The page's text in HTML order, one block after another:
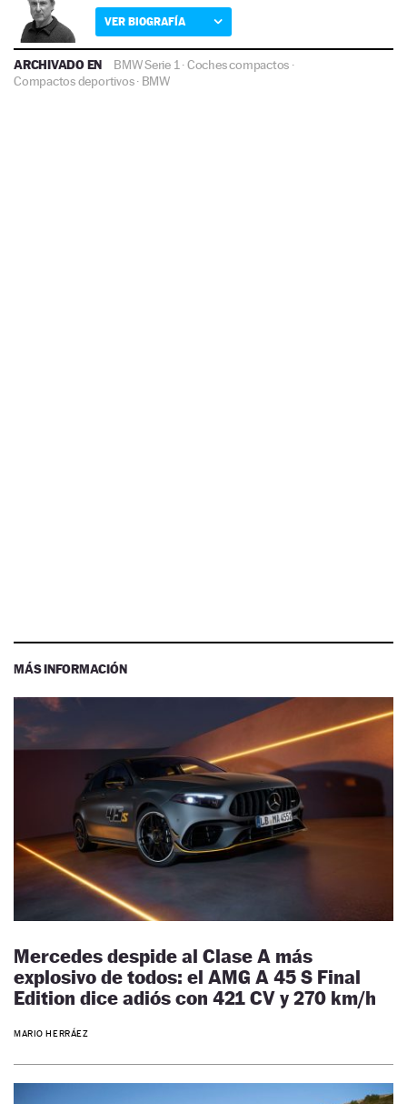
VER BIOGRAFÍA
ARCHIVADO EN BMW Serie 1 ·Coches compactos ·
Compactos deportivos· BMW
MÁS INFORMACIÓN
Mercedes despide al Clase A más
explosivo de todos: el AMG A 45 S Final
Edition dice adiós con 421 CV y 270 km/h
MARIO HERRÁEZ